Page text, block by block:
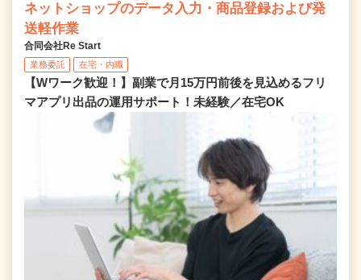
ネットショップのデータ入力・商品登録および発
送軽作業
合同会社Re Start
業務委託 在宅・内職
【Wワーク歓迎！】副業で月15万円前後を見込めるフリ
マアプリ出品の運用サポート！未経験／在宅OK